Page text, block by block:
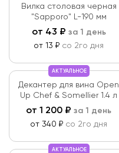
Вилка столовая черная
"Sapporo" L-190 мм
от 43 ₽ за 1 день
от 13 ₽ со 2го дня
АКТУАЛЬНОЕ
Декантер для вина Open
Up Chef & Somellier 1.4 л
от 1 200 ₽ за 1 день
от 340 ₽ со 2го дня
АКТУАЛЬНОЕ